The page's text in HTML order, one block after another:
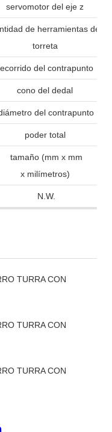
servomotor del eje z
de herramientas de
torreta
del contrapunto
cono del dedal
del contrapunto
poder total
tamaño (mm x mm
x milímetros)
N.W.